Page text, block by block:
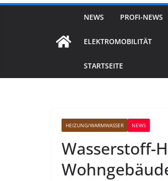
NEWS PROFI-NEWS
ELEKTROMOBILITÄT
STARTSEITE
HEIZUNG/WARMWASSER NEWS
Wasserstoff-